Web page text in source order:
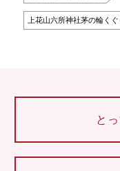
上花山六所神社茅の輪くぐ
と